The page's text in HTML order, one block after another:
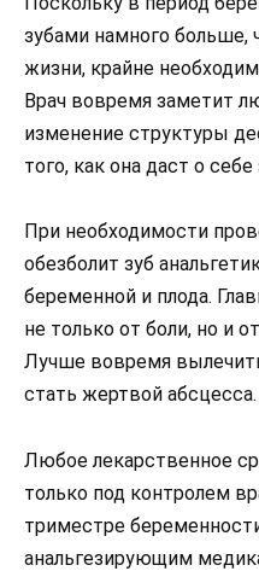
зубами намного больше,
жизни, крайне
Врач вовремя заметит
изменение структуры
того, как она даст о себе
При необходимости
обезболит зуб
беременной и плода.
не только от боли, но и
Лучше вовремя
стать жертвой абсцесса.
Любое лекарственное
только под контролем
триместре
анальгезирующим